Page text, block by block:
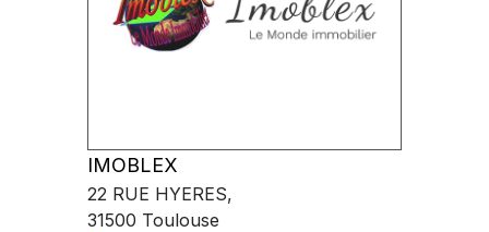
IMOBLEX
22 RUE HYERES,
31500 Toulouse